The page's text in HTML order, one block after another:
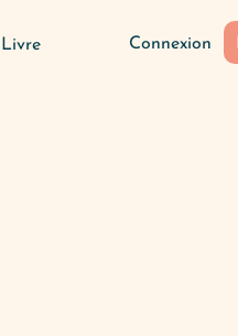
Connexion